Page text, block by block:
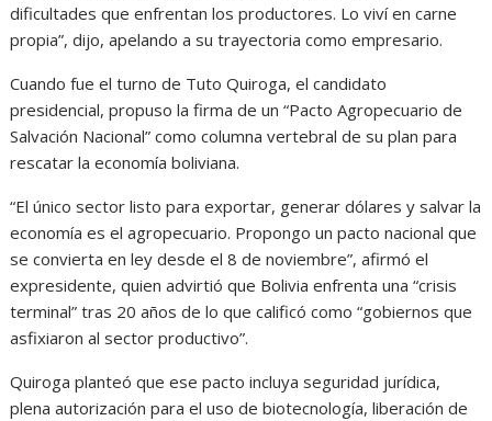
dificultades que enfrentan los productores. Lo viví en carne
propia”, dijo, apelando a su trayectoria como empresario.
Cuando fue el turno de Tuto Quiroga, el candidato
presidencial, propuso la firma de un “Pacto Agropecuario de
Salvación Nacional” como columna vertebral de su plan para
rescatar la economía boliviana.
“El único sector listo para exportar, generar dólares y salvar la
economía es el agropecuario. Propongo un pacto nacional que
se convierta en ley desde el 8 de noviembre”, afirmó el
expresidente, quien advirtió que Bolivia enfrenta una “crisis
terminal” tras 20 años de lo que calificó como “gobiernos que
asfixiaron al sector productivo”.
Quiroga planteó que ese pacto incluya seguridad jurídica,
plena autorización para el uso de biotecnología, liberación de